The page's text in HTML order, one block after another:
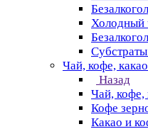
Холодный
Чай, кофе, какао
Назад
Чай, кофе,
Кофе
Какао и